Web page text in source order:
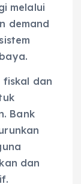
melalui
demand
fiskal dan
Bank
dan